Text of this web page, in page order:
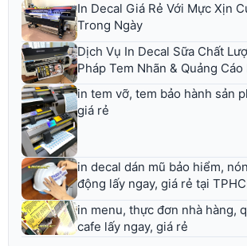
In Decal Giá Rẻ Với Mực Xịn
Trong Ngày
Dịch Vụ In Decal Sữa Chất
Pháp Tem Nhãn & Quảng Cáo
in tem vỡ, tem bảo hành sản
giá rẻ
in decal dán mũ bảo hiểm,
động lấy ngay, giá rẻ tại
in menu, thực đơn nhà hàng,
cafe lấy ngay, giá rẻ